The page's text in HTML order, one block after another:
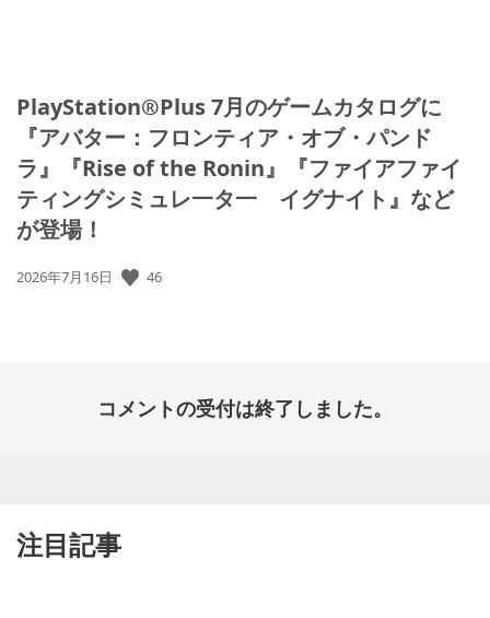
PlayStation®Plus 7月のゲームカタログに
『アバター：フロンティア・オブ・パンド
ラ』『Rise of the Ronin』『ファイアファイ
ティングシミュレ一タ一 イグナイト』など
が登場！
公
2026年7月16日 46
コメントの受付は終了しました。
注目記事